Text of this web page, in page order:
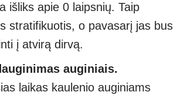
išliks apie 0 laipsnių. Taip
stratifikuotis, o pavasarį jas bus
į atvirą dirvą.
auginiais.
laikas kaulenio auginiams